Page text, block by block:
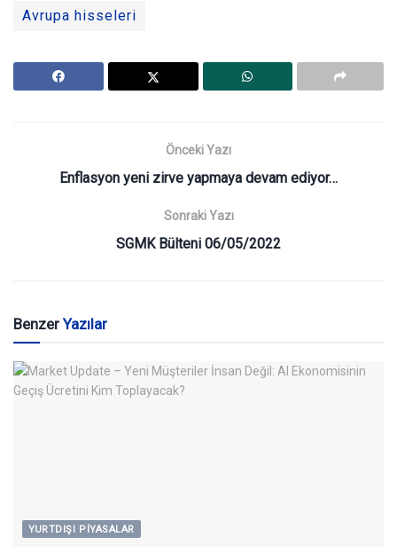
Avrupa hisseleri
Önceki Yazı
Enflasyon yeni zirve yapmaya devam ediyor…
Sonraki Yazı
SGMK Bülteni 06/05/2022
BenzerYazılar
YURTDIŞI PIYASALAR